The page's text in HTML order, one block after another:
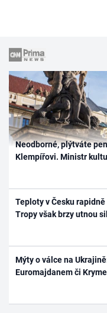
Neodborné, plýtváte
Klempířovi. Ministr
Teploty v Česku
Tropy však brzy utnou
Mýty o válce na
Euromajdanem či